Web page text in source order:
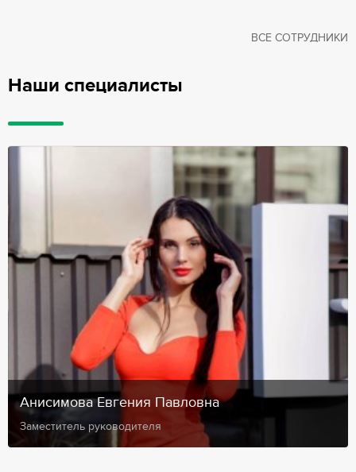
Наши специалисты
ВСЕ СОТРУДНИКИ
Анисимова Евгения Павловна
Заместитель руководителя